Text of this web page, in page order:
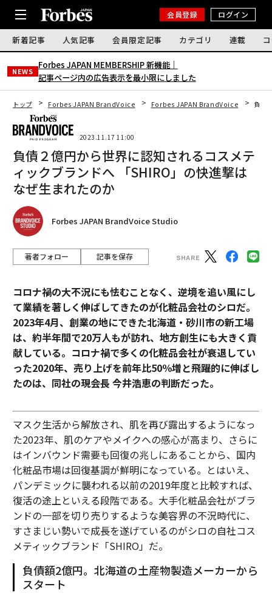
会員登録 ログイン
新着記事 人気記事 会員限定記事 カテゴリ 連載
NEWS
Forbes JAPAN MEMBERSHIP 新機能｜
記事ページ内の広告表示を最小限にしました
トップ Forbes JAPAN BrandVoice Forbes JAPAN BrandVoice 負債
2023.11.17 11:00
負債２億円から世界に認知されるコスメテ
ィックブランドへ 「SHIRO」の快進撃は
なぜ生まれたのか
Forbes JAPAN BrandVoice Studio
著者フォロー 記事を保存
コロナ禍の大不況にも怯むことなく、逆境を追い風にし
て業績を著しく伸ばしてきたのが化粧品会社のシロだ。
2023年4月、創業の地にできた北海道・砂川市の新工場
は、約半年間で20万人もが訪れ、地方創生にも大きく貢
献している。コロナ禍で多くの化粧品会社が衰退してい
った2020年、売り上げを前年比50％増と飛躍的に伸ばし
たのは、同社の現会長 今井浩恵の判断だった。
マスク生活から解放され、肌を再び露出するようになっ
た2023年、肌のケアやメイクへの感心が高まり、さらに
はインバウンド需要も回復の兆しにあることから、国内
化粧品市場は回復基調が鮮明になっている。とはいえ、
パンデミックに襲われる以前の2019年度と比較すれば、
復活の途上といえる段階である。大手化粧品会社がブラ
ンドの一部を切り売りするような美容界の不況時代に、
すさまじい勢いで成長を遂げているのがシロの自社コス
メティックブランド「SHIRO」だ。
負債額2億円。北海道の土産物製造メーカーから
スタート